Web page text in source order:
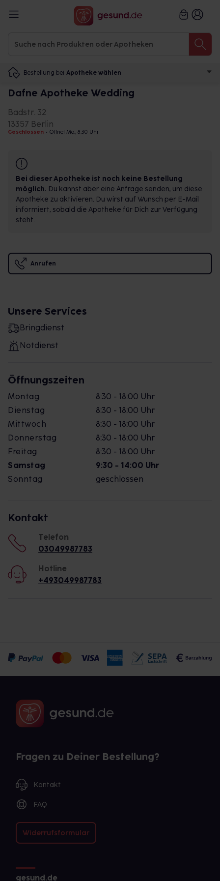
Bestellung bei Apotheke wählen
Dafne Apotheke Wedding
Badstr. 32
13357 Berlin
Geschlossen • Öffnet Mo., 8:30 Uhr
Bei dieser Apotheke ist noch keine Bestellung
möglich. Du kannst aber eine Anfrage senden, um diese
Apotheke zu aktivieren. Du wirst auf Wunsch per E-Mail
informiert, sobald die Apotheke für Dich zur Verfügung
steht.
Anrufen
Unsere Services
Bringdienst
Notdienst
Öffnungszeiten
Montag
8:30 - 18:00 Uhr
Dienstag
8:30 - 18:00 Uhr
Mittwoch
8:30 - 18:00 Uhr
Donnerstag
8:30 - 18:00 Uhr
Freitag
8:30 - 18:00 Uhr
Samstag
9:30 - 14:00 Uhr
Sonntag
geschlossen
Kontakt
Telefon
03049987783
Hotline
+493049987783
Fragen zu Deiner Bestellung?
Kontakt
FAQ
Widerrufsformular
gesund.de